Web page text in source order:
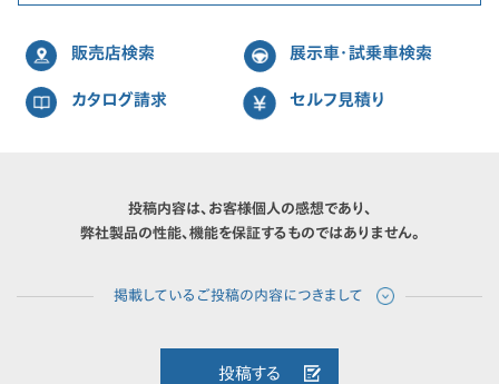
販売店検索 展示車・試乗車検索
カタログ請求 セルフ見積り
投稿内容は、お客様個人の感想であり、
弊社製品の性能、機能を保証するものではありません。
投稿する